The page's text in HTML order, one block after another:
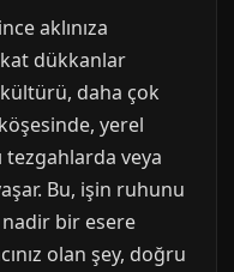
aklınıza
dükkanlar
daha çok
yerel
veya
Bu, işin ruhunu
nadir bir esere
olan şey, doğru